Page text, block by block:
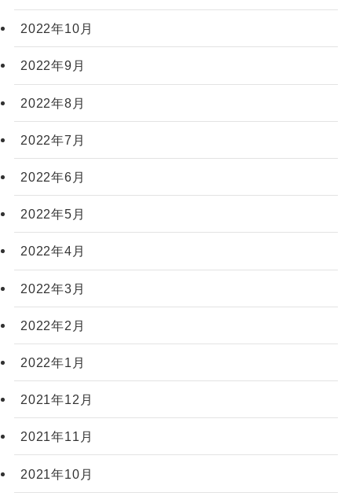
2022年10月
2022年9月
2022年8月
2022年7月
2022年6月
2022年5月
2022年4月
2022年3月
2022年2月
2022年1月
2021年12月
2021年11月
2021年10月